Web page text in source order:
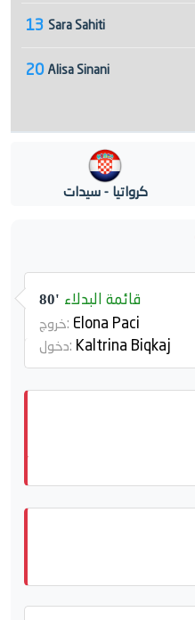
13 Sara Sahiti
20 Alisa Sinani
كرواتيا - سيدات
80' قائمة البدلاء
خروج: Elona Paci
دخول: Kaltrina Biqkaj